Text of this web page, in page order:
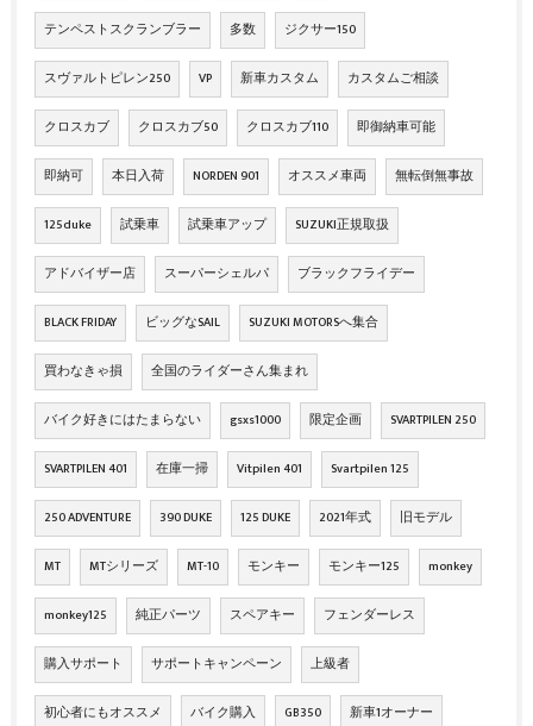
テンペストスクランブラー 多数 ジクサー150
スヴァルトピレン250 VP 新車カスタム カスタムご相談
クロスカブ クロスカブ50 クロスカブ110 即御納車可能
即納可 本日入荷 NORDEN 901 オススメ車両 無転倒無事故
125duke 試乗車 試乗車アップ SUZUKI正規取扱
アドバイザー店 スーパーシェルパ ブラックフライデー
BLACK FRIDAY ビッグなSAIL SUZUKI MOTORSへ集合
買わなきゃ損 全国のライダーさん集まれ
バイク好きにはたまらない gsxs1000 限定企画 SVARTPILEN 250
SVARTPILEN 401 在庫一掃 Vitpilen 401 Svartpilen 125
250 ADVENTURE 390 DUKE 125 DUKE 2021年式 旧モデル
MT MTシリーズ MT-10 モンキー モンキー125 monkey
monkey125 純正パーツ スペアキー フェンダーレス
購入サポート サポートキャンペーン 上級者
初心者にもオススメ バイク購入 GB350 新車1オーナー